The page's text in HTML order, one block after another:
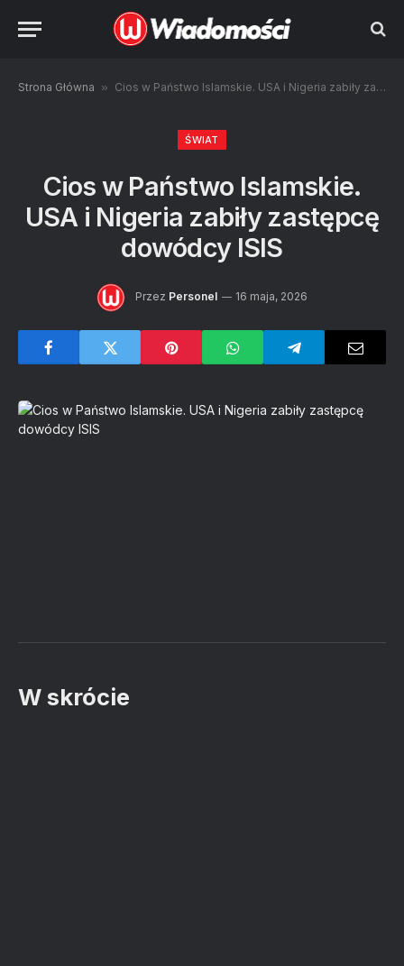
Strona Główna » Cios w Państwo Islamskie. USA i Nigeria zabiły zastępcę dowódcy ISIS
ŚWIAT
Cios w Państwo Islamskie.
USA i Nigeria zabiły zastępcę
dowódcy ISIS
Przez Personel 16 maja, 2026
W skrócie